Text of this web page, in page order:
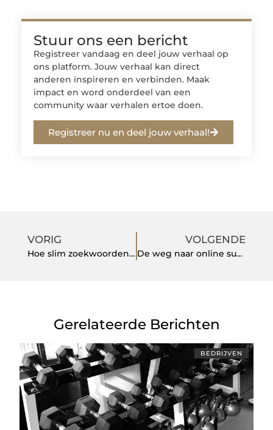
Stuur ons een bericht
Registreer vandaag en deel jouw verhaal op
ons platform. Jouw verhaal kan direct
anderen inspireren en verbinden. Maak
impact en word onderdeel van een
community waar verhalen ertoe doen.
Registreer nu en deel jouw verhaal!
VORIG
Hoe slim zoekwoordenonderzoek de sleutel vormt tot online succes
VOLGENDE
De weg naar online succes met digital marketing in Nijmegen
Gerelateerde Berichten
BEDRIJVEN